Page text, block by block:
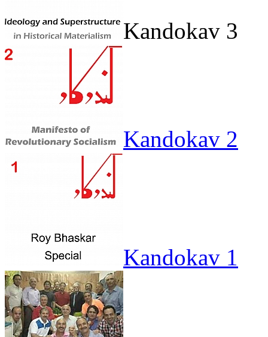
Kandokav 3
Kandokav 2
Kandokav 1